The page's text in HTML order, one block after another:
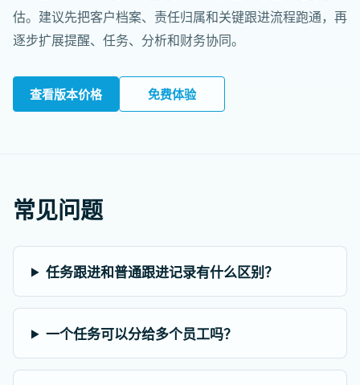
估。建议先把客户档案、责任归属和关键跟进流程跑通，再
逐步扩展提醒、任务、分析和财务协同。
查看版本价格 免费体验
常见问题
任务跟进和普通跟进记录有什么区别？
一个任务可以分给多个员工吗？